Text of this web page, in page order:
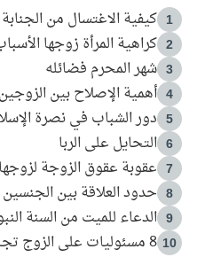
1 كيفية الاغتسال من الجنابة
2 كراهية المرأة زوجها
3 شهر المحرم فضائله
4 أهمية الإصلاح بين
5 دور الشباب في نصرة
6 التحايل على الربا
7 عقوبة عقوق الزوجة لزوجها
8 حدود العلاقة بين
9 الدعاء للميت من السنة
10 8 مسئوليات على الزوج تجاه زوجته